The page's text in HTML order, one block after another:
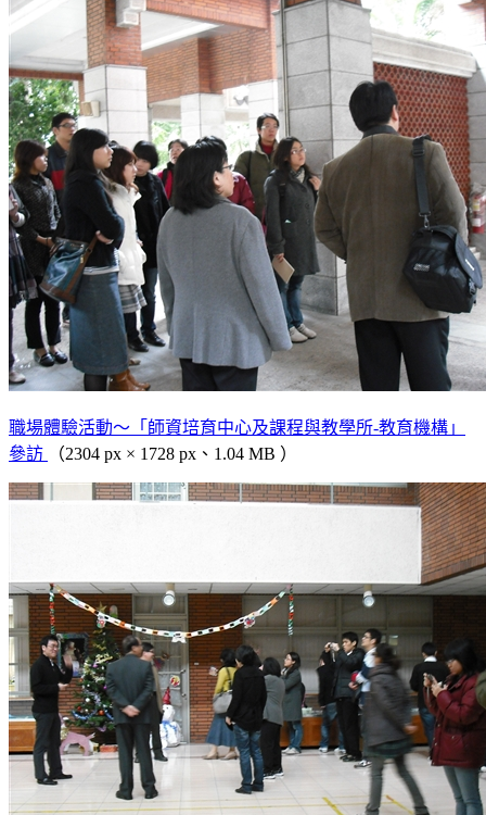
職場體驗活動～「師資培育中心及課程與教學所-教育機構」
參訪
（2304 px × 1728 px、1.04 MB ）